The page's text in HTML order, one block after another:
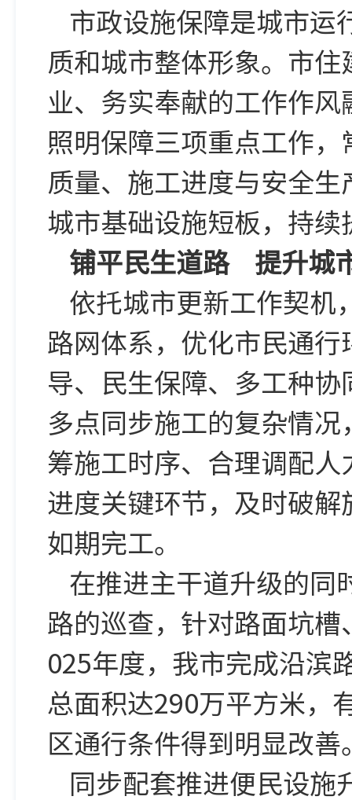
市政设施保障是城市运
质和城市整体形象。市
业、务实奉献的工作作
照明保障三项重点工作
质量、施工进度与安全
城市基础设施短板，持
铺平民生道路 提升城
依托城市更新工作契机
路网体系，优化市民通
导、民生保障、多工种
多点同步施工的复杂情
筹施工时序、合理调配
进度关键环节，及时破
如期完工。
在推进主干道升级的同
路的巡查，针对路面坑
025年度，我市完成沿滨
总面积达290万平方米，
区通行条件得到明显改善
同步配套推进便民设施